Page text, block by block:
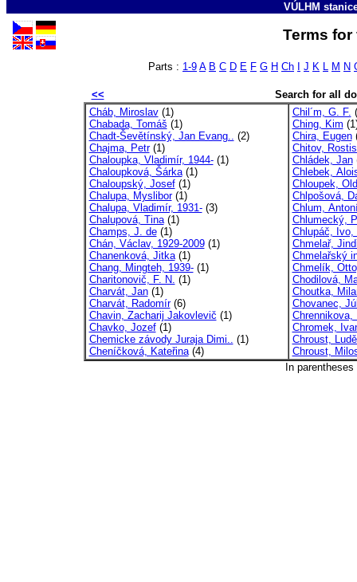
VÚLHM
Terms
Parts : 1-9 A B C D E F G H Ch J K L M N
<<
Search for all
Cháb, Miroslav(1)
Chabada, Tomáš (1)
Chadt-Ševětínský, Jan Evang.. (2)
Chajma, Petr(1)
Chaloupka, Vladimír, 1944-(1)
Chaloupková, Šárka(1)
Chaloupský, Josef(1)
Chalupa, Myslibor(1)
Chalupa, Vladimír, 1931-(3)
Chalupová, Tina(1)
Champs, J. de(1)
Chán, Václav, 1929-2009(1)
Chanenková, Jitka(1)
Chang, Mingteh, 1939-(1)
Charitonovič, F. N. (1)
Charvát, Jan(1)
Charvát, Radomír(6)
Chavin, Zacharij Jakovlevič (1)
Chavko, Jozef(1)
Chemicke závody Juraja Dimi.. (1)
Cheníčková, Kateřina(4)
Chil´m, G. F.
Ching, Kim
Chira, Eugen
Chitov,
Chládek, Jan
Chlebek,
Chloupek,
Chlpošová,
Chlum,
Chlumecký,
Chlupáč, Ivo,
Chmelař,
Chmelařský
Chmelík,
Chodilová,
Choutka,
Chovanec,
Chrennikova,
Chromek,
Chroust,
Chroust,
In